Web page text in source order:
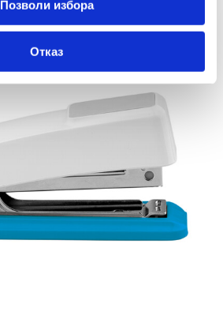
Позволи избора
Отказ